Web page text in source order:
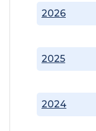
2024
2025
2026